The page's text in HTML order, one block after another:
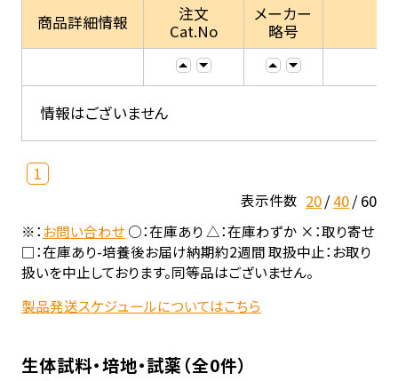
商品詳細情報
注文
Cat.No
メーカー
略号
情報はございません
1
表示件数 20 40 60
※：お問い合わせ○：在庫あり △：在庫わずか ×：取り寄せ
□：在庫あり-培養後お届け納期約2週間 取扱中止：お取り
扱いを中止しております。同等品はございません。
製品発送スケジュールについてはこちら
生体試料・培地・試薬（全0件）